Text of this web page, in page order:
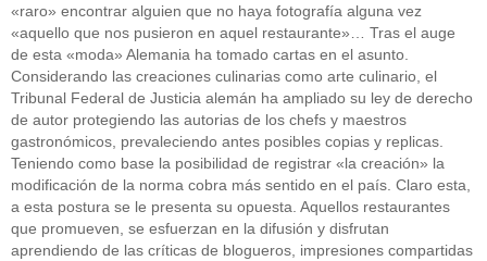
«raro» encontrar alguien que no haya fotografía alguna vez
«aquello que nos pusieron en aquel restaurante»… Tras el auge
de esta «moda» Alemania ha tomado cartas en el asunto.
Considerando las creaciones culinarias como arte culinario, el
Tribunal Federal de Justicia alemán ha ampliado su ley de derecho
de autor protegiendo las autorias de los chefs y maestros
gastronómicos, prevaleciendo antes posibles copias y replicas.
Teniendo como base la posibilidad de registrar «la creación» la
modificación de la norma cobra más sentido en el país. Claro esta,
a esta postura se le presenta su opuesta. Aquellos restaurantes
que promueven, se esfuerzan en la difusión y disfrutan
aprendiendo de las críticas de blogueros, impresiones compartidas